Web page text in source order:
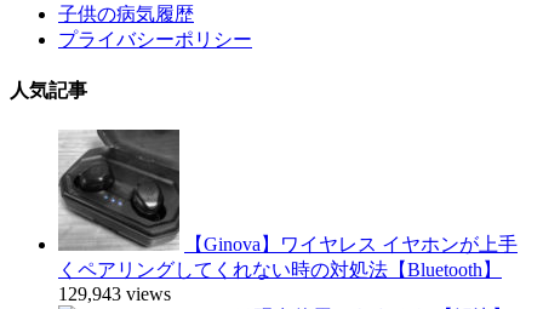
子供の病気履歴
プライバシーポリシー
人気記事
【Ginova】ワイヤレス イヤホンが上手
くペアリングしてくれない時の対処法【Bluetooth】
129,943 views